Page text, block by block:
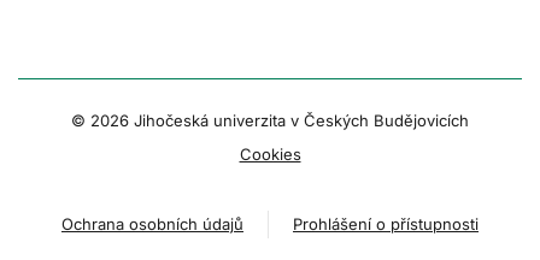
© 2026 Jihočeská univerzita v Českých Budějovicích
Cookies
Ochrana osobních údajů Prohlášení o přístupnosti